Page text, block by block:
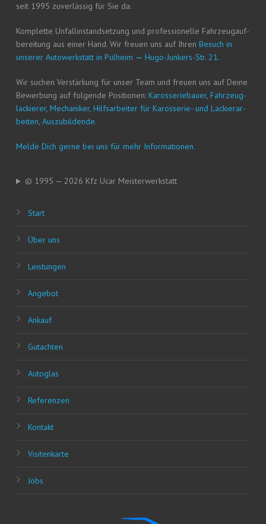
seit 1995 zuver­läs­sig für Sie da.
Kom­plet­te Unfall­in­stand­set­zung und pro­fes­sio­nel­le Fahr­zeug­auf­
be­rei­tung aus einer Hand. Wir freu­en uns auf Ihren Besuch in
unse­rer Auto­werk­statt in Pul­heim — Hugo-Jun­kers-Str. 21.
Wir suchen Ver­stär­kung für unser Team und freu­en uns auf Dei­ne
Bewer­bung auf fol­gen­de Posi­tio­nen: Karos­se­rie­bau­er, Fahr­zeug­
la­ckie­rer, Mecha­ni­ker, Hilfs­ar­bei­ter für Karos­se­rie- und Lackier­ar­
bei­ten, Auszubildende.
Mel­de Dich ger­ne bei uns für mehr Informationen.
© 1995 — 2026 Kfz Ucar Meisterwerkstatt
Start
Über uns
Leis­tun­gen
Ange­bot
Ankauf
Gut­ach­ten
Auto­glas
Refe­ren­zen
Kon­takt
Visi­ten­kar­te
Jobs